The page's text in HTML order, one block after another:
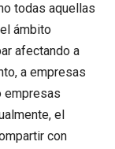
todas aquellas
ámbito
afectando a
a empresas
empresas
el
con